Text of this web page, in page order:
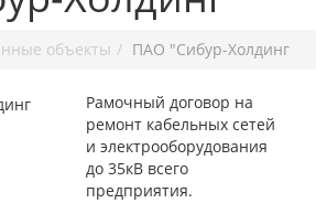
объекты ПАО "Сибур-Холдинг
Рамочный договор на
ремонт кабельных сетей
и электрооборудования
до 35кВ всего
предприятия.